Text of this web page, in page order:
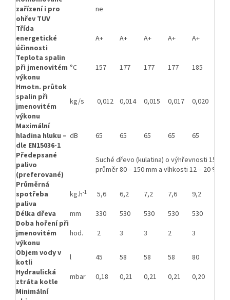
zařízení i pro
ohřev TUV
ne
Třída
energetické
účinnosti
A+ A+ A+ A+ A+
Teplota spalin
při jmenovitém
výkonu
°C 157 177 177 177 185
Hmotn. průtok
spalin při
jmenovitém
výkonu
kg/s 0,012 0,014 0,015 0,017 0,020
Maximální
hladina hluku –
dle EN15036-1
dB 65 65 65 65 65
Předepsané
palivo
(preferované)
Suché dřevo (kulatina) o výhřevnosti 15 –
průměr 80 – 150 mm a vlhkosti 12 – 20 %
Průměrná
spotřeba
paliva
kg.h-1 5,6 6,2 7,2 7,6 9,2
Délka dřeva
mm 330 530 530 530 530
Doba hoření při
jmenovitém
výkonu
hod. 2 3 3 2 3
Objem vody v
kotli
l 45 58 58 58 80
Hydraulická
ztráta kotle
mbar 0,18 0,21 0,21 0,21 0,20
Minimální